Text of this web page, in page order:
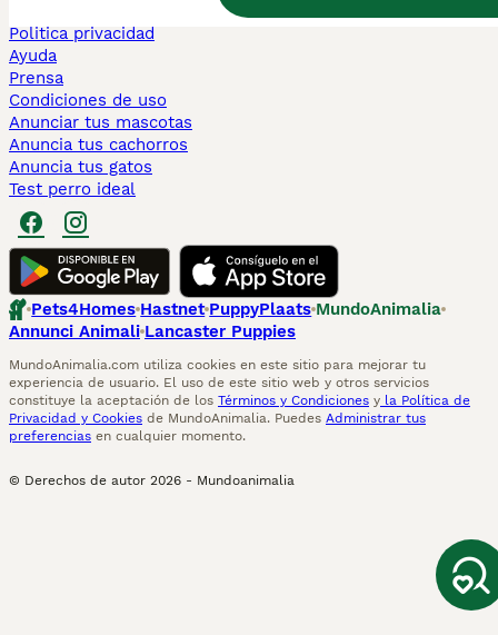
Politica privacidad
Ayuda
Prensa
Condiciones de uso
Anunciar tus mascotas
Anuncia tus cachorros
Anuncia tus gatos
Test perro ideal
Pets4Homes Hastnet PuppyPlaats MundoAnimalia
Annunci Animali Lancaster Puppies
MundoAnimalia.com utiliza cookies en este sitio para mejorar tu
experiencia de usuario. El uso de este sitio web y otros servicios
constituye la aceptación de los Términos y Condiciones y la Política de
Privacidad y Cookies de MundoAnimalia. Puedes Administrar tus
preferencias en cualquier momento.
© Derechos de autor 2026 - Mundoanimalia